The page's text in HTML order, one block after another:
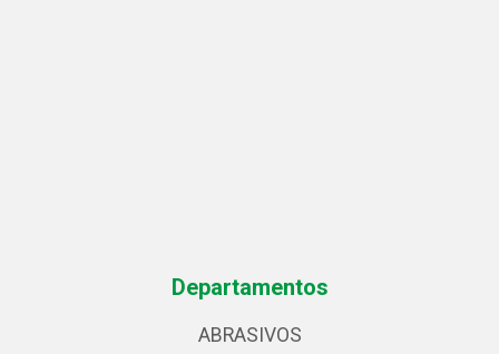
Departamentos
ABRASIVOS